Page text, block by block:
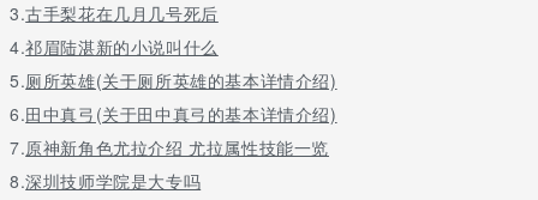
烹饪营养和餐饮管理——事实上，如果你学得好，这类专业可能并
但人们并不缺乏发展机会来实现管理。如果家庭条件好，自己开一
家小餐馆也可以。只要味道好，收入就不会差。
技校介绍
3.古手梨花在几月几号死后
4.祁眉陆湛新的小说叫什么
5.厕所英雄(关于厕所英雄的基本详情介绍)
6.田中真弓(关于田中真弓的基本详情介绍)
7.原神新角色尤拉介绍 尤拉属性技能一览
8.深圳技师学院是大专吗